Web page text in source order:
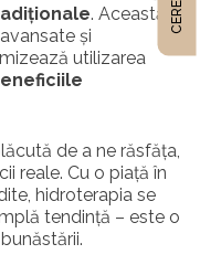
. Această
și
utilizarea
de a ne răsfăța,
reale. Cu o piață în
hidroterapia se
tendință – este o